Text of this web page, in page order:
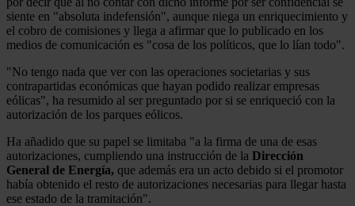
siente en "absoluta indefensión", aunque niega un enriquecimiento y
el cobro de comisiones y llega a afirmar que lo publicado en los
medios de comunicación es "cosa de los políticos, que lo lían todo".
"No tengo nada que ver con las operaciones societarias y sus
contrapartidas económicas que hayan podido realizar empresas
eólicas", ha resumido al ser preguntado por si se enriqueció con la
autorización de los parques eólicos.
Ha añadido que su papel se limitaba "a la firma de una de esas
autorizaciones, cumpliendo una instrucción de la Dirección
General de Energía, que además era un acto debido si el promotor
había obtenido el resto de autorizaciones necesarias para llegar hasta
ese estado de la tramitación".